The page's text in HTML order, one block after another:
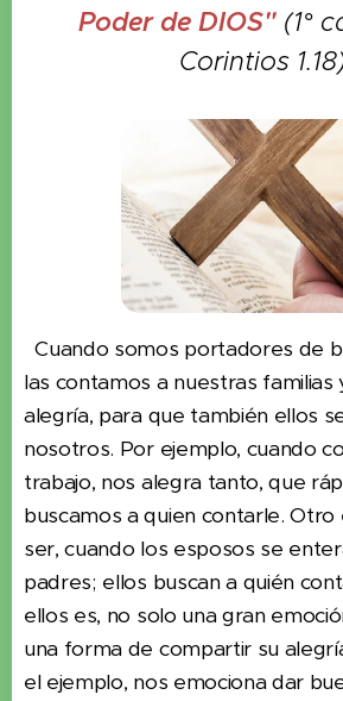
Poder de DIOS" (1°
Corintios
Cuando somos portadores de
las contamos a nuestras familias
alegría, para que también ellos
nosotros. Por ejemplo, cuando
trabajo, nos alegra tanto, que
buscamos a quien contarle.
ser, cuando los esposos se
padres; ellos buscan a quién
ellos es, no solo una gran
una forma de compartir su
el ejemplo, nos emociona dar